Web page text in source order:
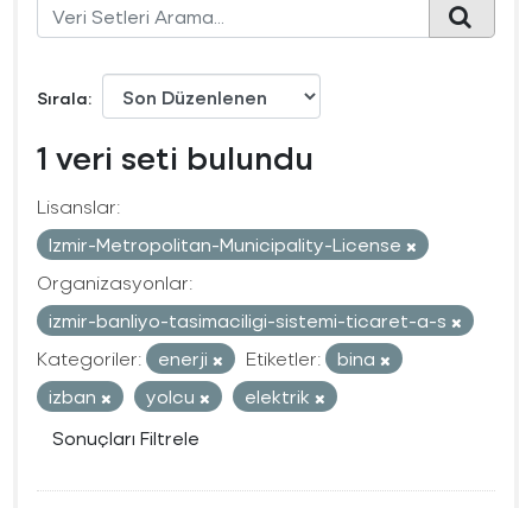
Sırala
1 veri seti bulundu
Lisanslar:
Izmir-Metropolitan-Municipality-License
Organizasyonlar:
izmir-banliyo-tasimaciligi-sistemi-ticaret-a-s
Kategoriler:
enerji Etiketler:
bina
izban
yolcu
elektrik
Sonuçları Filtrele